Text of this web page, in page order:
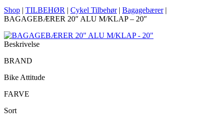
Shop | TILBEHØR | Cykel Tilbehør| Bagagebærer|
BAGAGEBÆRER 20″ ALU M/KLAP – 20″
Beskrivelse
BRAND
Bike Attitude
FARVE
Sort